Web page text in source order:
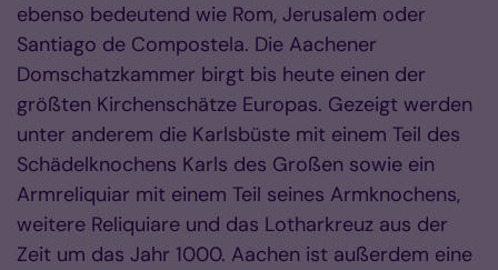
ebenso bedeutend wie Rom, Jerusalem oder
Santiago de Compostela. Die Aachener
Domschatzkammer birgt bis heute einen der
größten Kirchenschätze Europas. Gezeigt werden
unter anderem die Karlsbüste mit einem Teil des
Schädelknochens Karls des Großen sowie ein
Armreliquiar mit einem Teil seines Armknochens,
weitere Reliquiare und das Lotharkreuz aus der
Zeit um das Jahr 1000. Aachen ist außerdem eine